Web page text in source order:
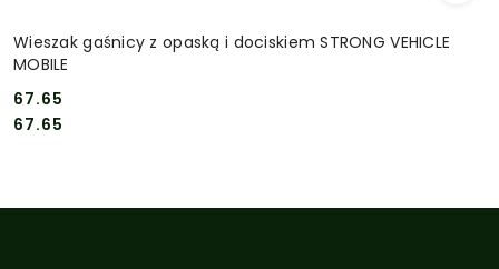
Wieszak gaśnicy z opaską i dociskiem STRONG VEHICLE
MOBILE
Cena:
67.65
Cena:
67.65